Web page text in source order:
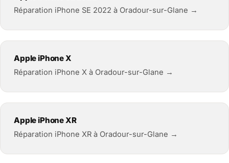
Réparation iPhone SE 2022 à Oradour-sur-Glane →
Apple iPhone X
Réparation iPhone X à Oradour-sur-Glane →
Apple iPhone XR
Réparation iPhone XR à Oradour-sur-Glane →